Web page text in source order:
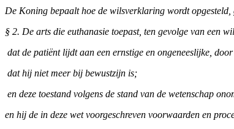
De Koning bepaalt hoe de wilsverklaring wordt opgesteld,
§ 2. De arts die euthanasie toepast, ten gevolge van een
dat de patiënt lijdt aan een ernstige en ongeneeslijke,
­ dat hij niet meer bij bewustzijn is;
en deze toestand volgens de stand van de wetenschap
en hij de in deze wet voorgeschreven voorwaarden en